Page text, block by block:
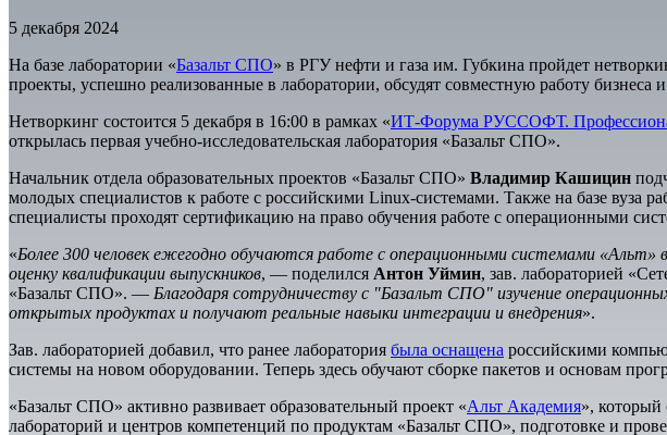
5 декабря 2024
На базе лаборатории «Базальт СПО» в РГУ нефти и газа им. Губкина пройдет
проекты, успешно реализованные в лаборатории, обсудят совместную работу
Нетворкинг состоится 5 декабря в 16:00 в рамках «ИТ-Форума РУССОФТ.
открылась первая учебно-исследовательская лаборатория «Базальт СПО».
Начальник отдела образовательных проектов «Базальт СПО» Владимир Кашицин
молодых специалистов к работе с российскими Linux-системами. Также на базе вуза
специалисты проходят сертификацию на право обучения работе с операционными
«Более 300 человек ежегодно обучаются работе с операционными системами
оценку квалификации выпускников, — поделился Антон Уймин, зав. лабораторией
«Базальт СПО». — Благодаря сотрудничеству с "Базальт СПО" изучение
открытых продуктах и получают реальные навыки интеграции и внедрения».
Зав. лабораторией добавил, что ранее лаборатория была оснащена российскими
системы на новом оборудовании. Теперь здесь обучают сборке пакетов и основам
«Базальт СПО» активно развивает образовательный проект «Альт Академия», который
лабораторий и центров компетенций по продуктам «Базальт СПО», подготовке и